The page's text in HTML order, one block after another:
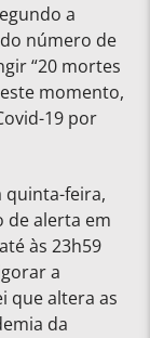
a
número de
“20 mortes
momento,
19 por
quinta-feira,
de alerta em
às 23h59
a
que altera as
da